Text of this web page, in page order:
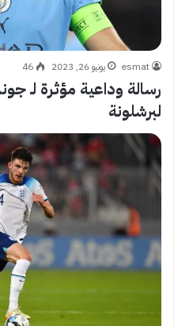
esmat يونيو 26, 2023 46
رسالة وداعية مؤثرة لـ
لبرشلونة